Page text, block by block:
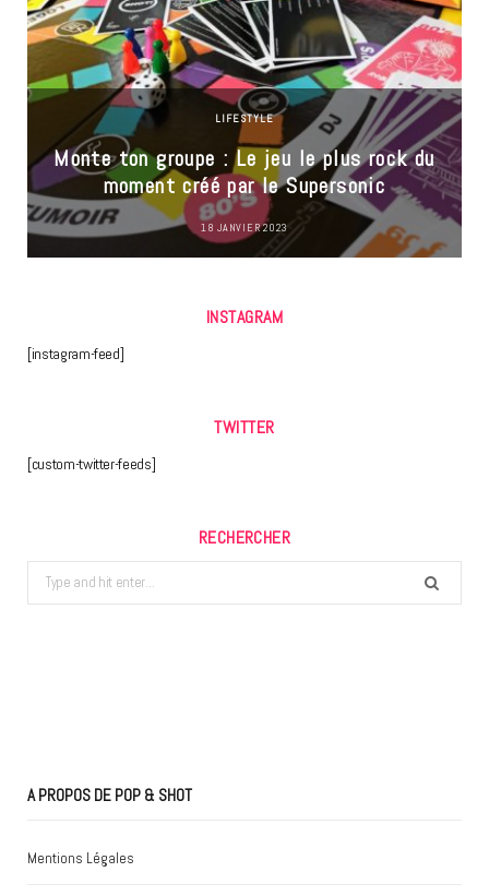
LIFESTYLE
Monte ton groupe : Le jeu le plus rock du
moment créé par le Supersonic
18 JANVIER 2023
INSTAGRAM
[instagram-feed]
TWITTER
[custom-twitter-feeds]
RECHERCHER
Search
for:
A PROPOS DE POP & SHOT
Mentions Légales